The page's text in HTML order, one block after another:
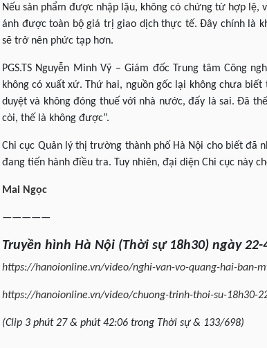
Nếu sản phẩm được nhập lậu, không có chứng từ hợp lệ,
ánh được toàn bộ giá trị giao dịch thực tế. Đây chính là
sẽ trở nên phức tạp hơn.
PGS.TS Nguyễn Minh Vỹ – Giám đốc Trung tâm Công
không có xuất xứ. Thứ hai, nguồn gốc lại không chưa
duyệt và không đóng thuế với nhà nước, đấy là sai. Đã
còi, thế là không được”.
Chi cục Quản lý thị trường thành phố Hà Nội cho biết đã
đang tiến hành điều tra. Tuy nhiên, đại diện Chi cục này
Mai Ngọc
—————
Truyền hình Hà Nội (Thời sự 18h30) ngày 22-
https://hanoionline.vn/video/nghi-van-vo-quang-hai-ban-
https://hanoionline.vn/video/chuong-trinh-thoi-su-18h30-
(Clip 3 phút 27 & phút42:06 trong Thời sự & 133/698)